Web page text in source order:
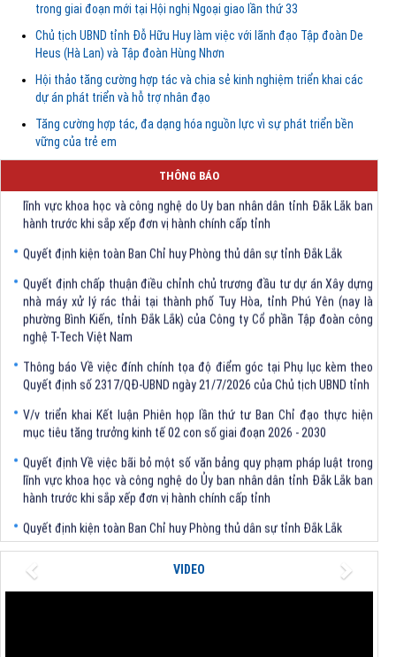
trong giai đoạn mới tại Hội nghị Ngoại giao lần thứ 33
Chủ tịch UBND tỉnh Đỗ Hữu Huy làm việc với lãnh đạo Tập đoàn De
Heus (Hà Lan) và Tập đoàn Hùng Nhơn
Hội thảo tăng cường hợp tác và chia sẻ kinh nghiệm triển khai các
dự án phát triển và hỗ trợ nhân đạo
Tăng cường hợp tác, đa dạng hóa nguồn lực vì sự phát triển bền
vững của trẻ em
THÔNG BÁO
Quyết định Về việc bãi bỏ một số văn bảng quy phạm pháp luật trong
lĩnh vực khoa học và công nghệ do Ủy ban nhân dân tỉnh Đắk Lắk ban
hành trước khi sắp xếp đơn vị hành chính cấp tỉnh
nhà máy xử lý rác thải tại thành phố Tuy Hòa, tỉnh Phú Yên (nay là
phường Bình Kiến, tỉnh Đắk Lắk) của Công ty Cổ phần Tập đoàn công
nghệ T-Tech Việt Nam
Quyết định số 2317/QĐ-UBND ngày 21/7/2026 của Chủ tịch UBND tỉnh
mục tiêu tăng trưởng kinh tế 02 con số giai đoạn 2026 - 2030
lĩnh vực khoa học và công nghệ do Ủy ban nhân dân tỉnh Đắk Lắk ban
hành trước khi sắp xếp đơn vị hành chính cấp tỉnh
Quyết định chấp thuận điều chỉnh chủ trương đầu tư dự án Xây dựng
phường Bình Kiến, tỉnh Đắk Lắk) của Công ty Cổ phần Tập đoàn công
nghệ T-Tech Việt Nam
VIDEO
Previous Next